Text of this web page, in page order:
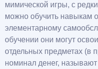
мимической игры, с
можно обучить навыкам
элементарному
обучении они могут
отдельных предметах (в
номинал денег,